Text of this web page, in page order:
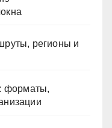
регионы и
форматы,